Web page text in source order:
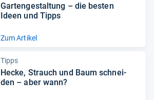
Gar­ten­ge­stal­tung – die bes­ten
Ideen und Tipps
Zum Artikel
Tipps
Hecke, Strauch und Baum schnei­
den – aber wann?